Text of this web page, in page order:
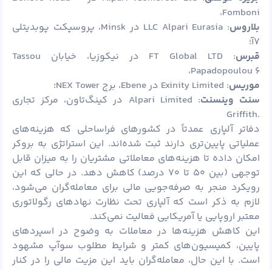
Fomboni،
بلاروس
: LLC Alpari Eurasia در Minsk، پروسپکت پوبدیتلی
۷آ؛
قبرس
: FT Global LTD در نیکوزیا، خیابان Tassou
Papadopoulou ۶،
موریس: Exinity Limited در Ebene، برج NEX Tower؛
سنت وینسنت
: Alpari Limited در کینگ‌تاون، مرکز تجاری
.Griffith
دفاتر آلپاری عمدتاً در کشورهای فراساحلی که هزینه‌های
عملیاتی پایین‌تری دارند ثبت شده‌اند. این استراتژی به بروکر
امکان داده تا هزینه‌های معاملاتی مشتریان را به میزان قابل
توجهی (بین ۵۰ تا ۷۰ درصد) کاهش دهد. در حالی که این
رویکرد منجر به صرفه‌جویی مالی برای معامله‌گران می‌شود،
لازم به ذکر است که آلپاری تحت نظارت نهادهای رگولاتوری
معتبر اروپایی یا آمریکایی فعالیت نمی‌کند.
این کاهش هزینه‌ها در معاملات به وضوح در اسپردهای
پایین، کمیسیون‌های کمتر و شرایط مطلوب سوآپ مشهود
است. با این حال، معامله‌گران باید این مزیت مالی را در کنار